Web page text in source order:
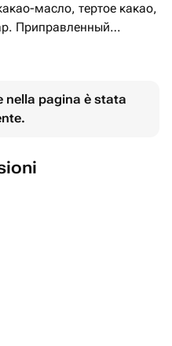
масло, тертое какао,
Приправленный
этот десерт
nella pagina è stata